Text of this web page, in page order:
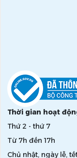
Thời gian hoạt
Thứ 2 - thứ 7
Từ 7h đến 17h
Chủ nhật, ngày lễ,